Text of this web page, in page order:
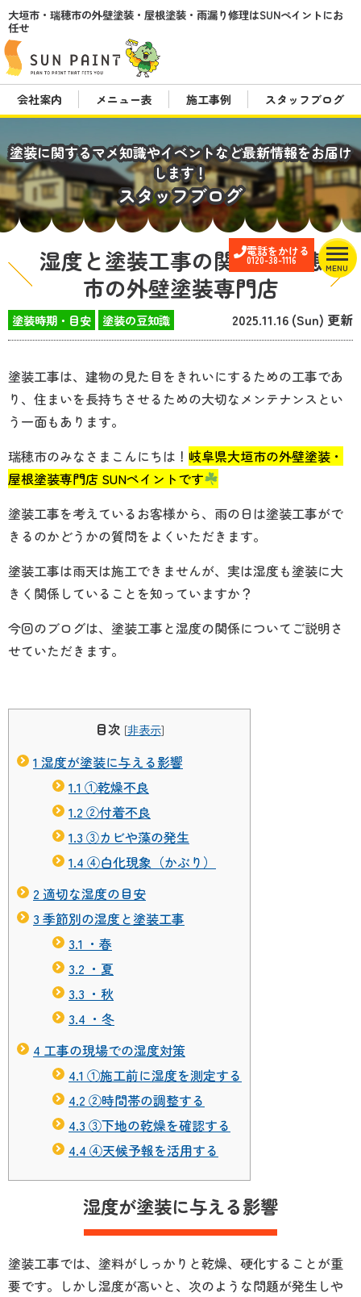
電話をかける
0120-38-1116
MENU
大垣市・瑞穂市の外壁塗装・屋根塗装・雨漏り修理はSUNペイントにお
任せ
会社案内 メニュー表 施工事例 スタッフブログ
塗装に関するマメ知識やイベントなど最新情報をお届け
します！
スタッフブログ
湿度と塗装工事の関係 瑞穂
市の外壁塗装専門店
塗装時期・目安 塗装の豆知識 2025.11.16 (Sun) 更新
塗装工事は、建物の見た目をきれいにするための工事であ
り、住まいを長持ちさせるための大切なメンテナンスとい
う一面もあります。
瑞穂市のみなさまこんにちは！ 岐阜県大垣市の外壁塗装・
屋根塗装専門店 SUNペイントです
塗装工事を考えているお客様から、雨の日は塗装工事がで
きるのかどうかの質問をよくいただきます。
塗装工事は雨天は施工できませんが、実は湿度も塗装に大
きく関係していることを知っていますか？
今回のブログは、塗装工事と湿度の関係についてご説明さ
せていただきます。
目次 [非表示]
1 湿度が塗装に与える影響
1.1 ①乾燥不良
1.2 ②付着不良
1.3 ③カビや藻の発生
1.4 ④白化現象（かぶり）
2 適切な湿度の目安
3 季節別の湿度と塗装工事
3.1 ・春
3.2 ・夏
3.3 ・秋
3.4 ・冬
4 工事の現場での湿度対策
4.1 ①施工前に湿度を測定する
4.2 ②時間帯の調整する
4.3 ③下地の乾燥を確認する
4.4 ④天候予報を活用する
湿度が塗装に与える影響
塗装工事では、塗料がしっかりと乾燥、硬化することが重
要です。しかし湿度が高いと、次のような問題が発生しや